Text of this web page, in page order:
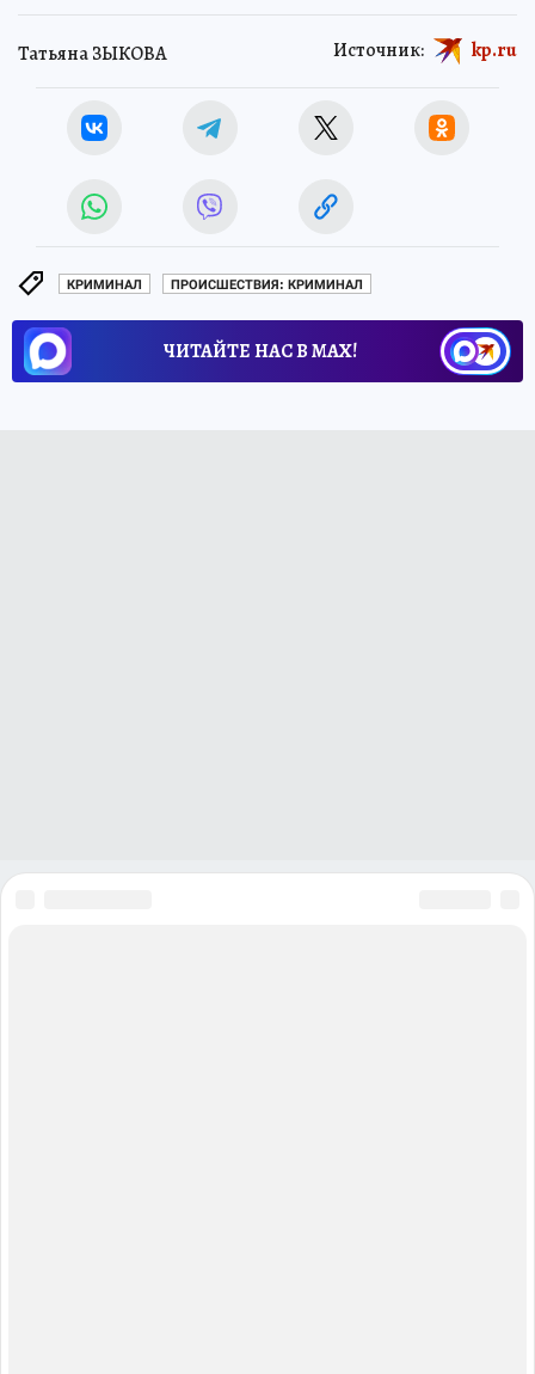
Татьяна ЗЫКОВА Источник: kp.ru
КРИМИНАЛ ПРОИСШЕСТВИЯ: КРИМИНАЛ
ЧИТАЙТЕ НАС В МАХ!